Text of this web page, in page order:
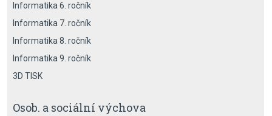
Informatika 6. ročník
Informatika 7. ročník
Informatika 8. ročník
Informatika 9. ročník
3D TISK
Osob. a sociální výchova